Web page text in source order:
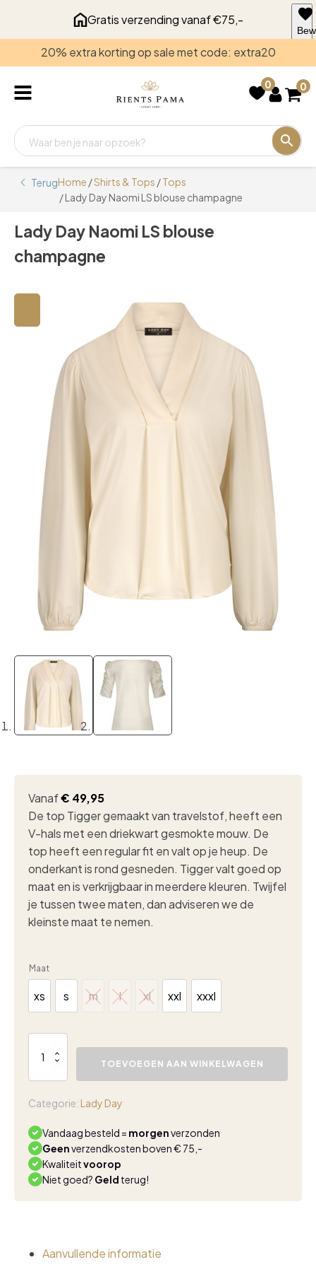
Gratis verzending vanaf €75,-
20% extra korting op sale met code: extra20
0 0
TerugHome /Shirts & Tops /Tops
/ Lady Day Naomi LS blouse champagne
Lady Day Naomi LS blouse
champagne
Vanaf€ 49,95
De top Tigger gemaakt van travelstof, heeft een
V-hals met een driekwart gesmokte mouw. De
top heeft een regular fit en valt op je heup. De
onderkant is rond gesneden. Tigger valt goed op
maat en is verkrijgbaar in meerdere kleuren. Twijfel
je tussen twee maten, dan adviseren we de
kleinste maat te nemen.
Maat
xs
xs
s
s
m
m
l
l
xl
xl
xxl
xxl
xxxl
xxxl
Day
blouse
champagne
aantal
TOEVOEGEN AAN WINKELWAGEN
voor
Categorie: Lady Day
Vandaag besteld = morgenverzonden
Geenverzendkosten boven € 75,-
Kwaliteitvoorop
Niet goed? Geld terug!
Aanvullende informatie